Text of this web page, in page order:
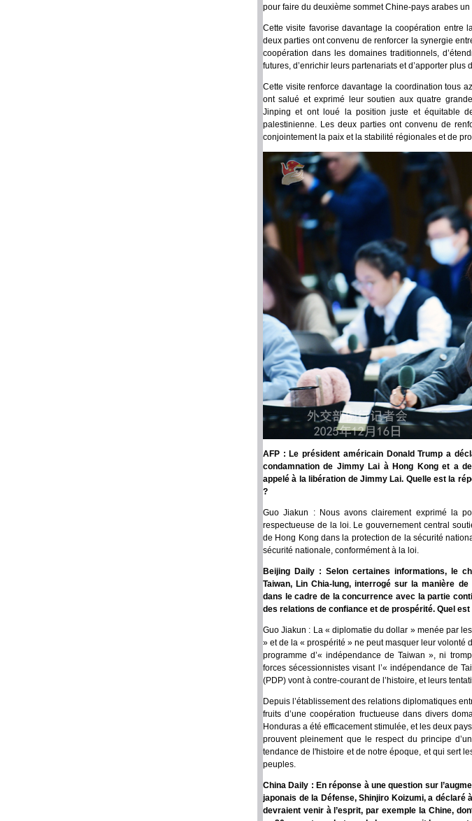
pour faire du deuxième sommet Chine-pays arabes un
Cette visite favorise davantage la coopération entre
deux parties ont convenu de renforcer la synergie
coopération dans les domaines traditionnels,
futures, d’enrichir leurs partenariats et d’apporter plus
Cette visite renforce davantage la coordination tous
ont salué et exprimé leur soutien aux quatre
Jinping et ont loué la position juste et équitable
palestinienne. Les deux parties ont convenu de
conjointement la paix et la stabilité régionales et de
AFP : Le président américain Donald Trump a
condamnation de Jimmy Lai à Hong Kong et a
appelé à la libération de Jimmy Lai. Quelle est la
?
Guo Jiakun : Nous avons clairement exprimé la
respectueuse de la loi. Le gouvernement central
de Hong Kong dans la protection de la sécurité
sécurité nationale, conformément à la loi.
Beijing Daily : Selon certaines informations, le
Taiwan, Lin Chia-lung, interrogé sur la manière
dans le cadre de la concurrence avec la partie
des relations de confiance et de prospérité. Quel
Guo Jiakun : La « diplomatie du dollar » menée par
» et de la « prospérité » ne peut masquer leur volonté
programme d’« indépendance de Taiwan », ni
forces sécessionnistes visant l’« indépendance de
(PDP) vont à contre-courant de l’histoire, et leurs
Depuis l’établissement des relations diplomatiques
fruits d’une coopération fructueuse dans divers
Honduras a été efficacement stimulée, et les deux
prouvent pleinement que le respect du principe
tendance de l'histoire et de notre époque, et qui sert
peuples.
China Daily : En réponse à une question sur
japonais de la Défense, Shinjiro Koizumi, a déclaré
devraient venir à l’esprit, par exemple la Chine,